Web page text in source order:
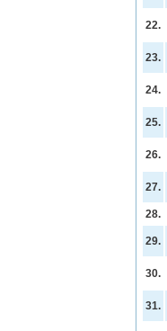
22.
23.
24.
25.
26.
27.
28.
29.
30.
31.